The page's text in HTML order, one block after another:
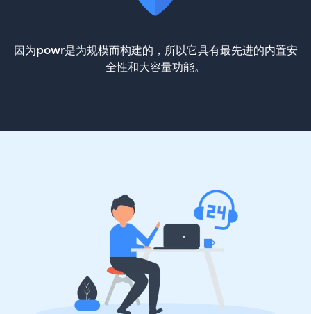
因为powr是为规模而构建的，所以它具有最先进的内置安
全性和大容量功能。